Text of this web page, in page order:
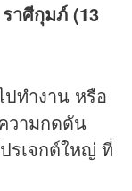
ราศีกุมภ์ (13
ทำงาน หรือ
วามกดดัน
รเจกต์ใหญ่ ที่